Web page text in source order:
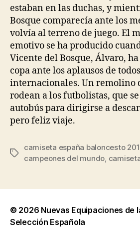
estaban en las duchas, y
Bosque comparecía ante los
volvía al terreno de juego. El
emotivo se ha producido
Vicente del Bosque, Álvaro,
copa ante los aplausos de
internacionales. Un remolino
rodean a los futbolistas, que
autobús para dirigirse a
pero feliz viaje.
Etiquetas
camiseta españa baloncesto
campeones del mundo
© 2026 Nuevas Equipaciones de
Selección Española